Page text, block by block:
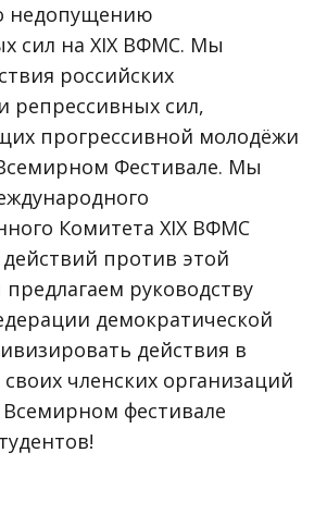
недопущению
сил на XIX ВФМС. Мы
российских
репрессивных сил,
прогрессивной молодёжи
Фестивале. Мы
Комитета XIX ВФМС
против этой
руководству
демократической
действия в
членских организаций
Всемирном фестивале